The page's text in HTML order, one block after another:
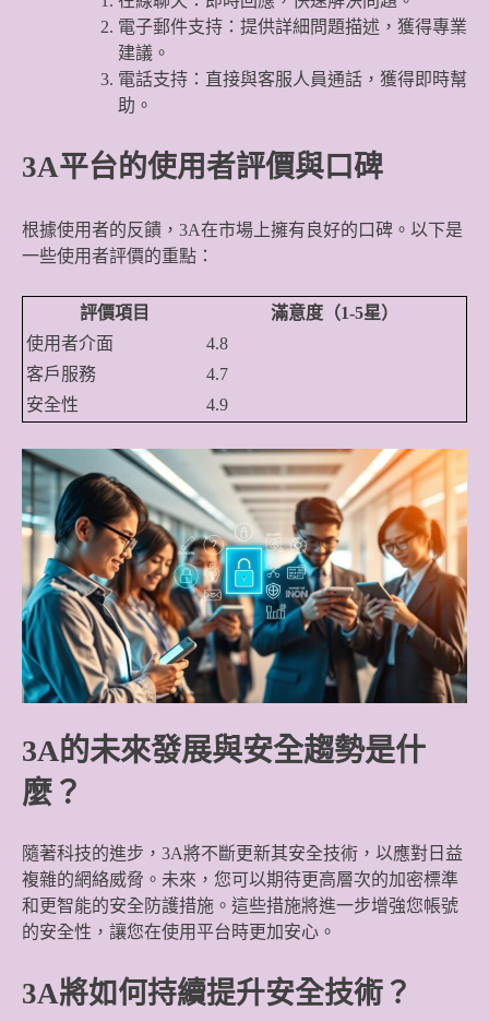
電子郵件支持：提供詳細問題描述，獲得專業
建議。
電話支持：直接與客服人員通話，獲得即時幫
助。
3A平台的使用者評價與口碑
根據使用者的反饋，3A在市場上擁有良好的口碑。以下是
一些使用者評價的重點：
評價項目
滿意度（1-5星）
使用者介面
4.8
客戶服務
4.7
安全性
4.9
3A的未來發展與安全趨勢是什
麼？
隨著科技的進步，3A將不斷更新其安全技術，以應對日益
複雜的網絡威脅。未來，您可以期待更高層次的加密標準
和更智能的安全防護措施。這些措施將進一步增強您帳號
的安全性，讓您在使用平台時更加安心。
3A將如何持續提升安全技術？